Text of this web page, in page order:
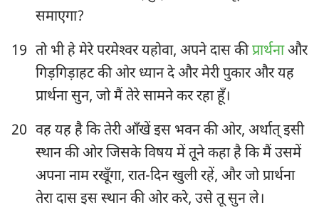
समाएगा?
19 तो भी हे मेरे परमेश्‍वर यहोवा, अपने दास कीप्रार्थनाऔर
गिड़गिड़ाहट की ओर ध्यान दे और मेरी पुकार और यह
प्रार्थना सुन, जो मैं तेरे सामने कर रहा हूँ।
20 वह यह है कि तेरी आँखें इस भवन की ओर, अर्थात् इसी
स्थान की ओर जिसके विषय में तूने कहा है कि मैं उसमें
अपना नाम रखूँगा, रात-दिन खुली रहें, और जो प्रार्थना
तेरा दास इस स्थान की ओर करे, उसे तू सुन ले।